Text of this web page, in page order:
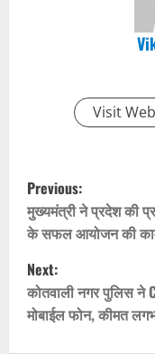
Visit
P
o
s
t
n
Previous:
मुख्यमंत्री ने प्रदेश की
के सफल आयोजन की
Next:
कोतवाली नगर पुलिस ने
मोबाईल फोन, कीमत